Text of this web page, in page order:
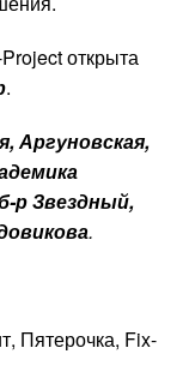
открыта
.
Аргуновская,
р Звездный,
.
Пятерочка, Fix-